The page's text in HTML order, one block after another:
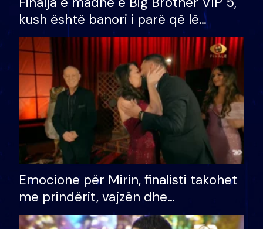
kush është banori i parë që lë
shtëpinë dhe humb mundësinë për
të fituar çmimin e madh
Emocione për Mirin, finalisti takohet
me prindërit, vajzën dhe
bashkëshorten: S’kemi ndonjë letër